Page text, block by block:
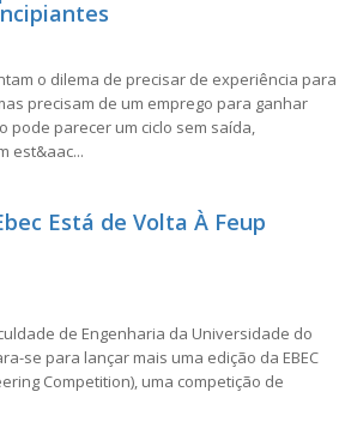
o dilema de precisar de experiência para
precisam de um emprego para ganhar
pode parecer um ciclo sem saída,
est&aac...
Está de Volta À Feup
de Engenharia da Universidade do
se para lançar mais uma edição da EBEC
Competition), uma competição de